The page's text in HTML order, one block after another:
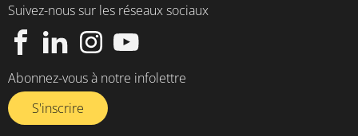
Suivez-nous sur les réseaux sociaux
Abonnez-vous à notre infolettre​
S'inscrire